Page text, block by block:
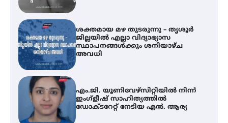
ശക്തമായ മഴ തുടരുന്നു – തൃശൂർ
ജില്ലയിൽ എല്ലാ വിദ്യാഭ്യാസ
സ്ഥാപനങ്ങൾക്കും ശനിയാഴ്ച
അവധി
എം.ജി. യൂണിവേഴ്‌സിറ്റിയിൽ നിന്ന്
ഇംഗ്ളീഷ് സാഹിത്യത്തിൽ
ഡോക്ടറേറ്റ് നേടിയ എൻ. ആര്യ